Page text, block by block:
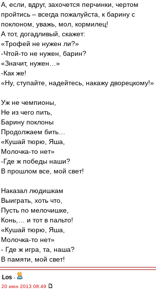
А, если, вдруг, захочется перчинки, чертом
пройтись – всегда пожалуйста, к барину с
поклоном, уважь, мол, кормилец!
А тот, догадливый, скажет:
«Трофей не нужен ли?»
-Чтой-то не нужен, барин?
«Значит, нужен…»
-Как же!
«Ну, ступайте, надейтесь, накажу дворецкому!»
Уж не чемпионы,
Не из чего пить,
Барину поклоны
Продолжаем бить…
«Кушай тюрю, Яша,
Молочка-то нет»
-Где ж победы наши?
В прошлом все, мой свет!
Наказал людишкам
Выиграть, хоть что,
Пусть по мелочишке,
Конь,… и тот в пальто!
«Кушай тюрю, Яша,
Молочка-то нет»
- Где ж игра, та, наша?
В памяти, мой свет!
Los -
20 июн 2013 08:49